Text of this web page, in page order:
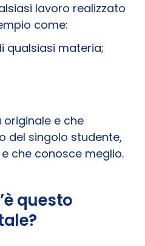
lavoro realizzato
come:
qualsiasi materia;
originale e che
del singolo studente,
che conosce meglio.
questo